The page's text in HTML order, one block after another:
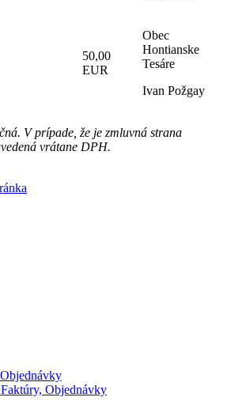
50,00
EUR
Obec
Hontianske
Tesáre
Ivan Požgay
V prípade, že je zmluvná strana
vrátane DPH.
Objednávky